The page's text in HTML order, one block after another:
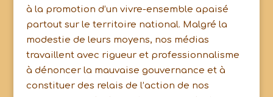
à la promotion d’un vivre-ensemble apaisé
partout sur le territoire national. Malgré la
modestie de leurs moyens, nos médias
travaillent avec rigueur et professionnalisme
à dénoncer la mauvaise gouvernance et à
constituer des relais de l’action de nos